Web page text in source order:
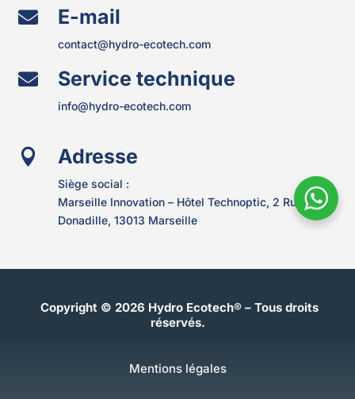
 E-mail
contact@hydro-ecotech.com
 Service technique
info@hydro-ecotech.com
 Adresse
Siège social :
Marseille Innovation – Hôtel Technoptic, 2 Rue Marc
Donadille, 13013 Marseille
Copyright © 2026 Hydro Ecotech® – Tous droits
réservés.
Mentions légales